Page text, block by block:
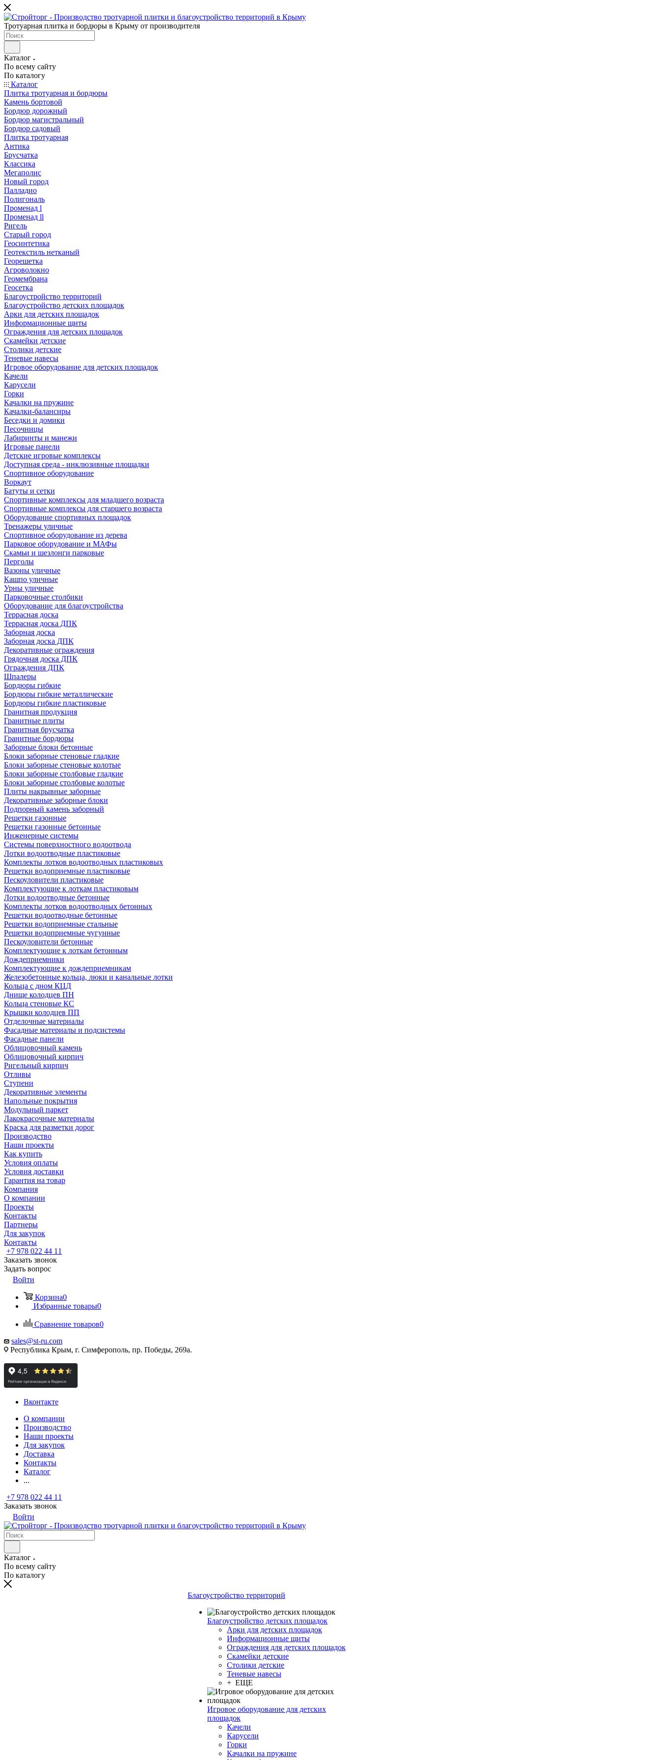
Тротуарная плитка и бордюры в Крыму от производителя
Каталог
По всему сайту
По каталогу
Каталог
Плитка тротуарная и бордюры
Камень бортовой
Бордюр дорожный
Бордюр магистральный
Бордюр садовый
Плитка тротуарная
Антика
Брусчатка
Классика
Мегаполис
Новый город
Палладио
Полигональ
Променад l
Променад ll
Ригель
Старый город
Геосинтетика
Геотекстиль нетканый
Георешетка
Агроволокно
Геомембрана
Геосетка
Благоустройство территорий
Благоустройство детских площадок
Арки для детских площадок
Информационные щиты
Ограждения для детских площадок
Скамейки детские
Столики детские
Теневые навесы
Игровое оборудование для детских площадок
Качели
Карусели
Горки
Качалки на пружине
Качалки-балансиры
Беседки и домики
Песочницы
Лабиринты и манежи
Игровые панели
Детские игровые комплексы
Доступная среда - инклюзивные площадки
Спортивное оборудование
Воркаут
Батуты и сетки
Спортивные комплексы для младшего возраста
Спортивные комплексы для старшего возраста
Оборудование спортивных площадок
Тренажеры уличные
Спортивное оборудование из дерева
Парковое оборудование и МАФы
Скамьи и шезлонги парковые
Перголы
Вазоны уличные
Кашпо уличные
Урны уличные
Парковочные столбики
Оборудование для благоустройства
Террасная доска
Террасная доска ДПК
Заборная доска
Заборная доска ДПК
Декоративные ограждения
Грядочная доска ДПК
Ограждения ДПК
Шпалеры
Бордюры гибкие
Бордюры гибкие металлические
Бордюры гибкие пластиковые
Гранитная продукция
Гранитные плиты
Гранитная брусчатка
Гранитные бордюры
Заборные блоки бетонные
Блоки заборные стеновые гладкие
Блоки заборные стеновые колотые
Блоки заборные столбовые гладкие
Блоки заборные столбовые колотые
Плиты накрывные заборные
Декоративные заборные блоки
Подпорный камень заборный
Решетки газонные
Решетки газонные бетонные
Инженерные системы
Системы поверхностного водоотвода
Лотки водоотводные пластиковые
Комплекты лотков водоотводных пластиковых
Решетки водоприемные пластиковые
Пескоуловители пластиковые
Комплектующие к лоткам пластиковым
Лотки водоотводные бетонные
Комплекты лотков водоотводных бетонных
Решетки водоотводные бетонные
Решетки водоприемные стальные
Решетки водоприемные чугунные
Пескоуловители бетонные
Комплектующие к лоткам бетонным
Дождеприемники
Комплектующие к дождеприемникам
Железобетонные кольца, люки и канальные лотки
Кольца с дном КЦД
Днище колодцев ПН
Кольца стеновые КС
Крышки колодцев ПП
Отделочные материалы
Фасадные материалы и подсистемы
Фасадные панели
Облицовочный камень
Облицовочный кирпич
Ригельный кирпич
Отливы
Ступени
Декоративные элементы
Напольные покрытия
Модульный паркет
Лакокрасочные материалы
Краска для разметки дорог
Производство
Наши проекты
Как купить
Условия оплаты
Условия доставки
Гарантия на товар
Компания
О компании
Проекты
Контакты
Партнеры
Для закупок
Контакты
+7 978 022 44 11
Заказать звонок
Задать вопрос
Войти
Корзина0
Избранные товары0
Сравнение товаров0
sales@st-ru.com
Республика Крым, г. Симферополь, пр. Победы, 269а.
Вконтакте
О компании
Производство
Наши проекты
Для закупок
Доставка
Контакты
Каталог
...
+7 978 022 44 11
Заказать звонок
Войти
Каталог
По всему сайту
По каталогу
Благоустройство территорий
Благоустройство детских площадок
Арки для детских площадок
Информационные щиты
Ограждения для детских площадок
Скамейки детские
Столики детские
Теневые навесы
+ ЕЩЕ
Игровое оборудование для детских
площадок
Качели
Карусели
Горки
Качалки на пружине